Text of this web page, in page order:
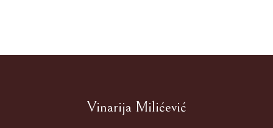
Vinarija Milićević